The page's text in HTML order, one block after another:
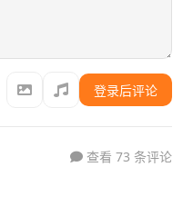
登录后评论
查看 73 条评论